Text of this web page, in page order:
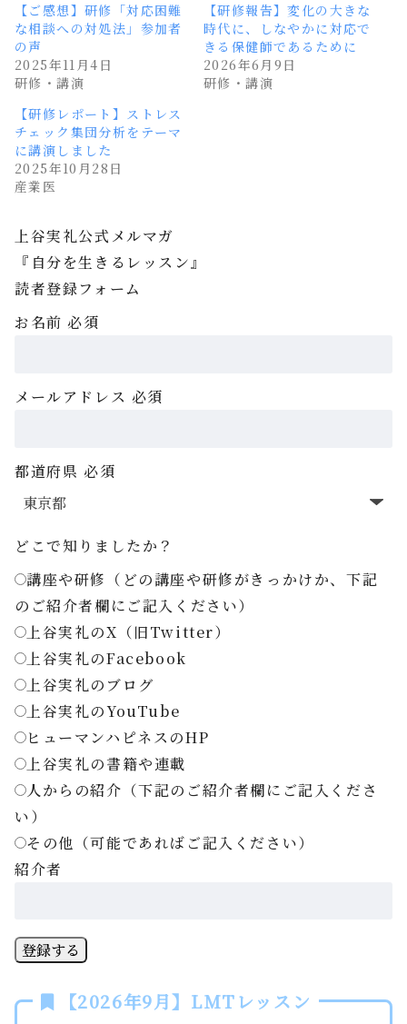
【ご感想】研修「対応困難
な相談への対処法」参加者
の声
2025年11月4日
研修・講演
【研修報告】変化の大きな
時代に、しなやかに対応で
きる保健師であるために
2026年6月9日
研修・講演
【研修レポート】ストレス
チェック集団分析をテーマ
に講演しました
2025年10月28日
産業医
上谷実礼公式メルマガ
『自分を生きるレッスン』
読者登録フォーム
お名前必須
メールアドレス 必須
都道府県 必須
どこで知りましたか？
講座や研修（どの講座や研修がきっかけか、下記
のご紹介者欄にご記入ください）
上谷実礼のX（旧Twitter）
上谷実礼のFacebook
上谷実礼のブログ
上谷実礼のYouTube
ヒューマンハピネスのHP
上谷実礼の書籍や連載
人からの紹介（下記のご紹介者欄にご記入くださ
い）
その他（可能であればご記入ください）
紹介者
登録する
【2026年9月】LMTレッスン